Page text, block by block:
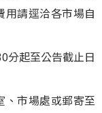
請逕洽各市場自
分起至公告截止日
、市場處或郵寄至